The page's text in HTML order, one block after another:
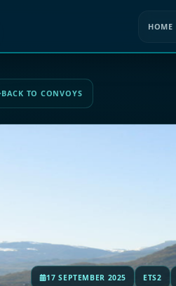
BACK TO CONVOYS
17 SEPTEMBER 2025 ETS2
HOME